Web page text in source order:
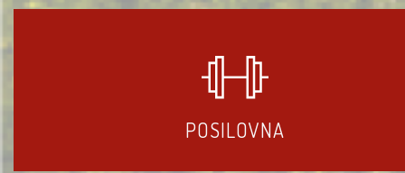
POSILOVNA